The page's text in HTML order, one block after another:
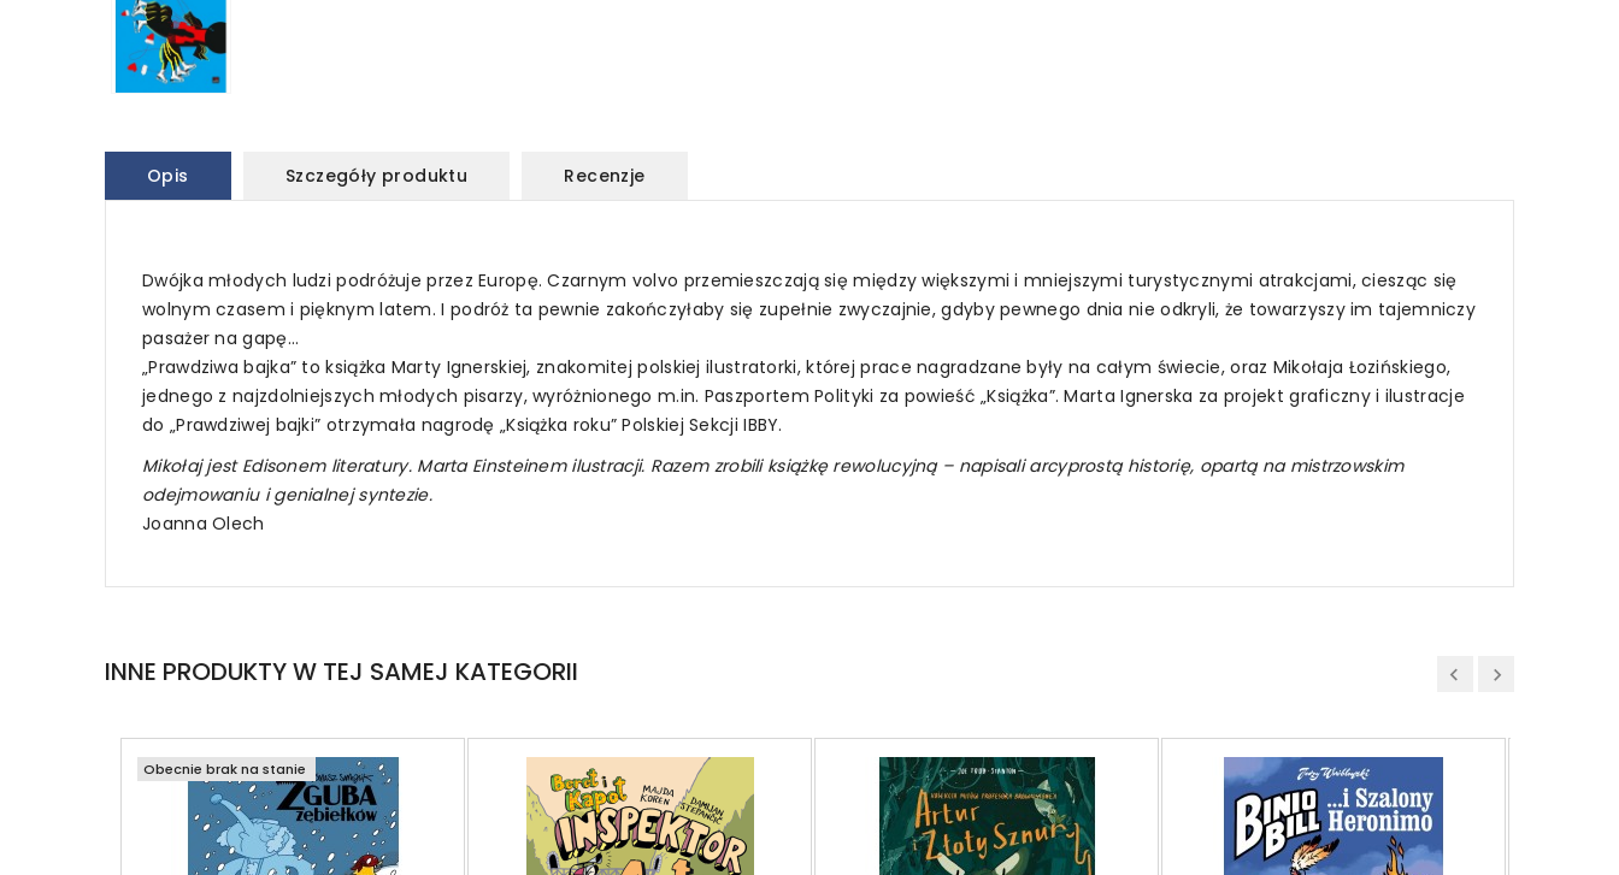
Opis Szczegóły produktu Recenzje
Dwójka młodych ludzi podróżuje przez Europę. Czarnym volvo przemieszczają się między większymi i mniejszymi turystycznymi atrakcjami, ciesząc się
wolnym czasem i pięknym latem. I podróż ta pewnie zakończyłaby się zupełnie zwyczajnie, gdyby pewnego dnia nie odkryli, że towarzyszy im tajemniczy
pasażer na gapę...
„Prawdziwa bajka” to książka Marty Ignerskiej, znakomitej polskiej ilustratorki, której prace nagradzane były na całym świecie, oraz Mikołaja Łozińskiego,
jednego z najzdolniejszych młodych pisarzy, wyróżnionego m.in. Paszportem Polityki za powieść „Książka”. Marta Ignerska za projekt graficzny i ilustracje
do „Prawdziwej bajki” otrzymała nagrodę „Książka roku” Polskiej Sekcji IBBY.
Mikołaj jest Edisonem literatury. Marta Einsteinem ilustracji. Razem zrobili książkę rewolucyjną – napisali arcyprostą historię, opartą na mistrzowskim
odejmowaniu i genialnej syntezie.
Joanna Olech
INNE PRODUKTY W TEJ SAMEJ KATEGORII
Obecnie brak na stanie